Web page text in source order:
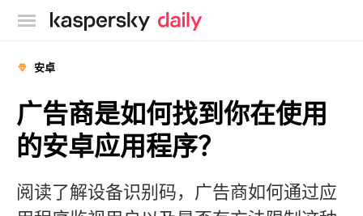
卡巴斯基官方博客
安卓
广告商是如何找到你在使用
的安卓应用程序？
阅读了解设备识别码，广告商如何通过应